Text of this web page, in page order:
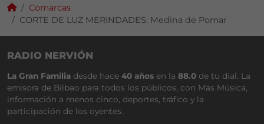
Comarcas
CORTE DE LUZ MERINDADES: Medina de Pomar
RADIO NERVIÓN
La Gran Familia desde hace 40 años en la 88.0 de tu dial. La
emisora de Bilbao para todos los públicos, con Más Música,
información a menos cinco, deportes, tráfico y la
participación de los oyentes.